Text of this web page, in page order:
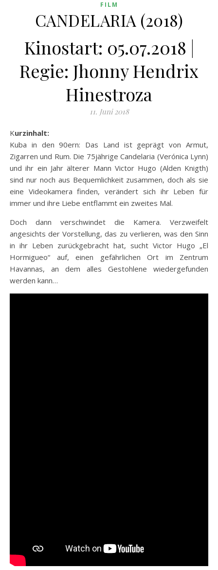
FILM
CANDELARIA (2018)
Kinostart: 05.07.2018 |
Regie: Jhonny Hendrix
Hinestroza
11. Juni 2018
Kurzinhalt:
Kuba in den 90ern: Das Land ist geprägt von Armut,
Zigarren und Rum. Die 75jährige Candelaria (Verónica Lynn)
und ihr ein Jahr älterer Mann Victor Hugo (Alden Knigth)
sind nur noch aus Bequemlichkeit zusammen, doch als sie
eine Videokamera finden, verändert sich ihr Leben für
immer und ihre Liebe entflammt ein zweites Mal.
Doch dann verschwindet die Kamera. Verzweifelt
angesichts der Vorstellung, das zu verlieren, was den Sinn
in ihr Leben zurückgebracht hat, sucht Victor Hugo „El
Hormigueo“ auf, einen gefährlichen Ort im Zentrum
Havannas, an dem alles Gestohlene wiedergefunden
werden kann…